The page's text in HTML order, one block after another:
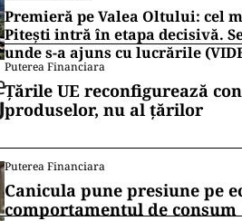
Premieră pe Valea Oltului: cel
Pitești intră în etapa decisivă.
unde s-a ajuns cu lucrările
Puterea Financiara
Țările UE reconfigurează
produselor, nu al țărilor
Puterea Financiara
Canicula pune presiune pe
comportamentul de consum